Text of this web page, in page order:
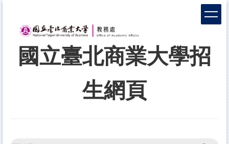
國立臺北商業大學招
生網頁